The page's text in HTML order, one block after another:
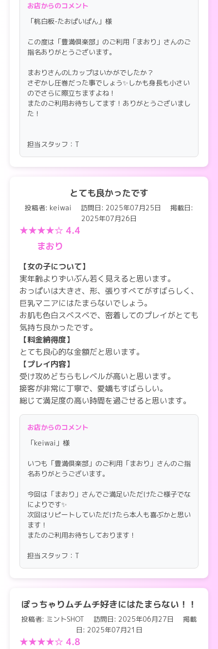
まおりさんから「大きすぎるおっぱい好きかな？」
と質問されたので、Lカップは正義だとお伝えしつ
つパフパフしていました笑
電マで速イキするのも可愛い♡
本当にLカップはあります！キリッ
お店からのコメント
「桃白板-たおぱいぱん」様
この度は「豊満倶楽部」のご利用「まおり」さんのご
指名ありがとうございます。
まおりさんのLカップはいかがでしたか？
さぞかし圧巻だった事でしょう✨しかも身長も小さい
のでさらに際立ちますよね！
またのご利用お待ちしてます！ありがとうございまし
た！
担当スタッフ：T
とても良かったです
投稿者: keiwai 訪問日: 2025年07月25日
掲載日:
2025年07月26日
★★★★☆ 4.4
まおり
【女の子について】
実年齢よりずいぶん若く見えると思います。
おっぱいは大きさ、形、張りすべてがすばらしく、
巨乳マニアにはたまらないでしょう。
お肌も色白スベスベで、密着してのプレイがとても
気持ち良かったです。
【料金納得度】
とても良心的な金額だと思います。
【プレイ内容】
受け攻めどちらもレベルが高いと思います。
接客が非常に丁寧で、愛嬌もすばらしい。
総じて満足度の高い時間を過ごせると思います。
【スタッフの対応】
親切に対応して頂きました。
今まで何度か利用させてもらってますが、不快な思
いをしたことはないです。
お店からのコメント
「keiwai」様
いつも「豊満倶楽部」のご利用「まおり」さんのご指
名ありがとうございます。
今回は「まおり」さんでご満足いただけたご様子でな
によりです✨
次回はリピートしていただけたら本人も喜ぶかと思い
ます！
またのご利用お待ちしております！
担当スタッフ：T
ぽっちゃりムチムチ好きにはたまらない！！
投稿者: ミントSHOT 訪問日: 2025年06月27日
掲載
日: 2025年07月21日
★★★★☆ 4.8